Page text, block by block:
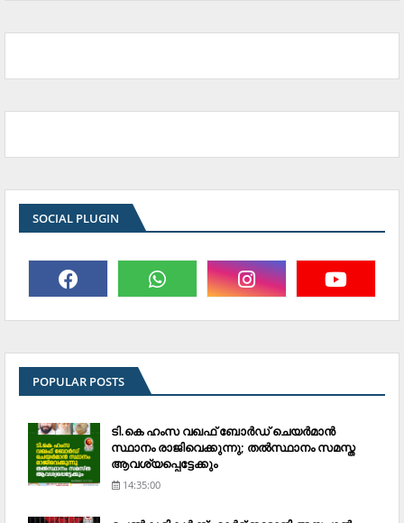
SOCIAL PLUGIN
POPULAR POSTS
ടി.കെ ഹംസ വഖഫ് ബോര്‍ഡ് ചെയര്‍മാന്‍
സ്ഥാനം രാജിവെക്കുന്നു; തല്‍സ്ഥാനം സമസ്ത
ആവശ്യപ്പെട്ടേക്കും
14:35:00